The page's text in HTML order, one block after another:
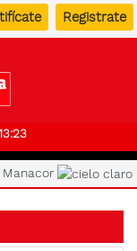
Registrate
Manacor